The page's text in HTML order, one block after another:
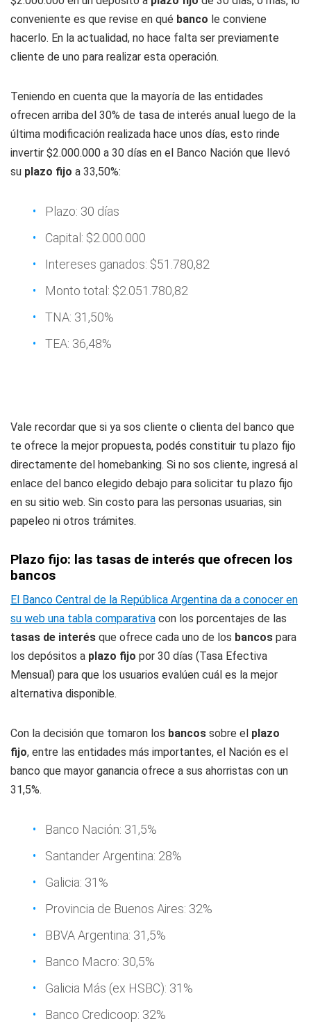
conveniente es que revise en qué banco le conviene
hacerlo. En la actualidad, no hace falta ser previamente
cliente de uno para realizar esta operación.
Teniendo en cuenta que la mayoría de las entidades
ofrecen arriba del 30% de tasa de interés anual luego de la
última modificación realizada hace unos días, esto rinde
invertir $2.000.000 a 30 días en el Banco Nación que llevó
su plazo fijo a 33,50%:
Plazo: 30 días
Capital: $2.000.000
Intereses ganados: $51.780,82
Monto total: $2.051.780,82
TNA: 31,50%
TEA: 36,48%
Vale recordar que si ya sos cliente o clienta del banco que
te ofrece la mejor propuesta, podés constituir tu plazo fijo
directamente del homebanking. Si no sos cliente, ingresá al
enlace del banco elegido debajo para solicitar tu plazo fijo
en su sitio web. Sin costo para las personas usuarias, sin
papeleo ni otros trámites.
Plazo fijo: las tasas de interés que ofrecen los
bancos
El Banco Central de la República Argentina da a conocer en
su web una tabla comparativa con los porcentajes de las
tasas de interés que ofrece cada uno de los bancos para
los depósitos a plazo fijo por 30 días (Tasa Efectiva
Mensual) para que los usuarios evalúen cuál es la mejor
alternativa disponible.
Con la decisión que tomaron los bancos sobre el plazo
fijo, entre las entidades más importantes, el Nación es el
banco que mayor ganancia ofrece a sus ahorristas con un
31,5%.
Banco Nación: 31,5%
Santander Argentina: 28%
Galicia: 31%
Provincia de Buenos Aires: 32%
BBVA Argentina: 31,5%
Banco Macro: 30,5%
Galicia Más (ex HSBC): 31%
Banco Credicoop: 32%